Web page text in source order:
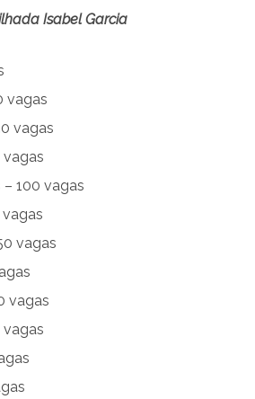
Isabel Garcia
vagas
vagas
vagas
100 vagas
vagas
vagas
vagas